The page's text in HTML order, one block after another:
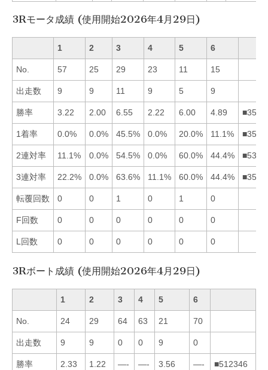
3Rモータ成績 (使用開始2026年4月29日)
1 2 3 4 5 6
No. 57 25 29 23 11 15
出走数 9 9 11 9 5 9
勝率 3.22 2.00 6.55 2.22 6.00 4.89
1着率 0.0% 0.0% 45.5% 0.0% 20.0% 11.1%
2連対率 11.1% 0.0% 54.5% 0.0% 60.0% 44.4%
3連対率 22.2% 0.0% 63.6% 11.1% 60.0% 44.4%
転覆回数 0 0 1 0 1 0
F回数 0 0 0 0 0 0
L回数 0 0 0 0 0 0
3Rボート成績 (使用開始2026年4月29日)
1 2 3 4 5 6
No. 24 29 64 63 21 70
出走数 9 9 0 0 9 0
勝率 2.33 1.22 —- —- 3.56 —- ■512346